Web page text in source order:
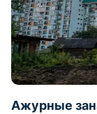
Ажурные